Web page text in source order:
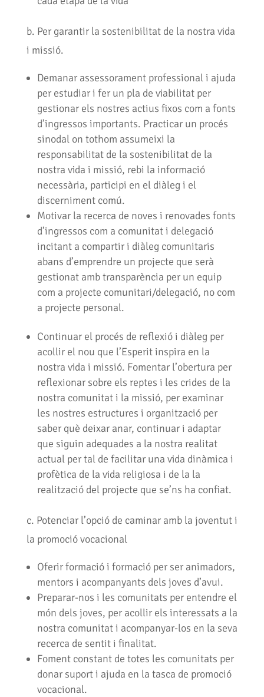
b. Per garantir la sostenibilitat de la nostra vida
i missió.
Demanar assessorament professional i ajuda
per estudiar i fer un pla de viabilitat per
gestionar els nostres actius fixos com a fonts
d’ingressos importants. Practicar un procés
sinodal on tothom assumeixi la
responsabilitat de la sostenibilitat de la
nostra vida i missió, rebi la informació
necessària, participi en el diàleg i el
discerniment comú.
Motivar la recerca de noves i renovades fonts
d’ingressos com a comunitat i delegació
incitant a compartir i diàleg comunitaris
abans d’emprendre un projecte que serà
gestionat amb transparència per un equip
com a projecte comunitari/delegació, no com
a projecte personal.
Continuar el procés de reflexió i diàleg per
acollir el nou que l’Esperit inspira en la
nostra vida i missió. Fomentar l’obertura per
reflexionar sobre els reptes i les crides de la
nostra comunitat i la missió, per examinar
les nostres estructures i organització per
saber què deixar anar, continuar i adaptar
que siguin adequades a la nostra realitat
actual per tal de facilitar una vida dinàmica i
profètica de la vida religiosa i de la la
realització del projecte que se’ns ha confiat.
c. Potenciar l’opció de caminar amb la joventut i
la promoció vocacional
Oferir formació i formació per ser animadors,
mentors i acompanyants dels joves d’avui.
Preparar-nos i les comunitats per entendre el
món dels joves, per acollir els interessats a la
nostra comunitat i acompanyar-los en la seva
recerca de sentit i finalitat.
Foment constant de totes les comunitats per
donar suport i ajuda en la tasca de promoció
vocacional.